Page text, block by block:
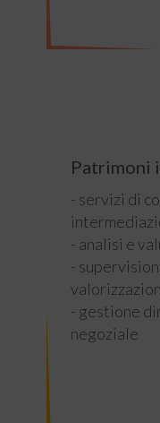
Patrimoni
- servizi di
- analisi e
-
- gestione
negoziale